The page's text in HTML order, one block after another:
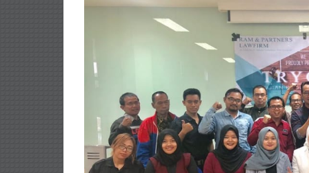
Jakarta,
Surabaya,
Surakarta,
Sukoharjo,
Mungkid,